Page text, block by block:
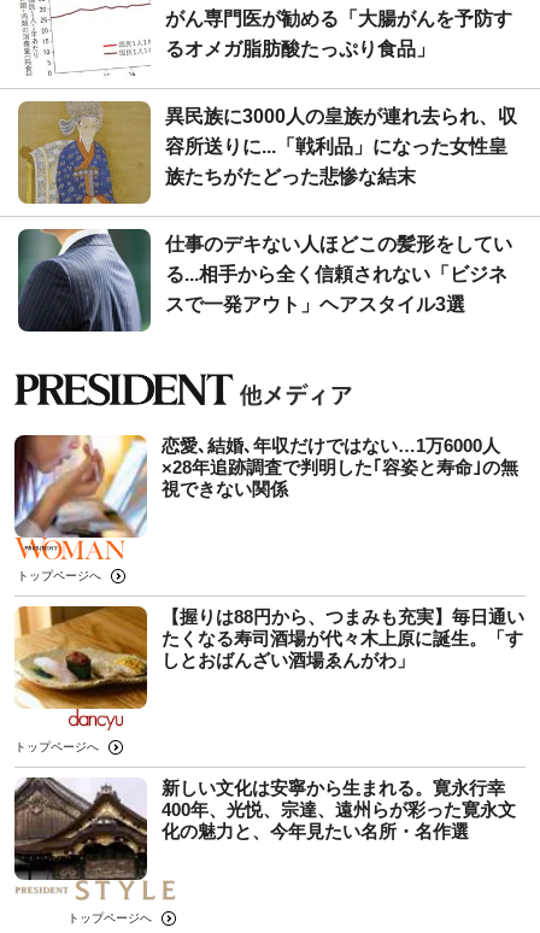
がん専門医が勧める「大腸がんを予防す
るオメガ脂肪酸たっぷり食品」
異民族に3000人の皇族が連れ去られ、収
容所送りに...「戦利品」になった女性皇
族たちがたどった悲惨な結末
仕事のデキない人ほどこの髪形をしてい
る...相手から全く信頼されない「ビジネ
スで一発アウト」ヘアスタイル3選
恋愛､結婚､年収だけではない…1万6000人
×28年追跡調査で判明した｢容姿と寿命｣の無
視できない関係
トップページへ
【握りは88円から、つまみも充実】毎日通い
たくなる寿司酒場が代々木上原に誕生。「す
しとおばんざい酒場ゑんがわ」
トップページへ
新しい文化は安寧から生まれる。寛永行幸
400年、光悦、宗達、遠州らが彩った寛永文
化の魅力と、今年見たい名所・名作選
トップページへ